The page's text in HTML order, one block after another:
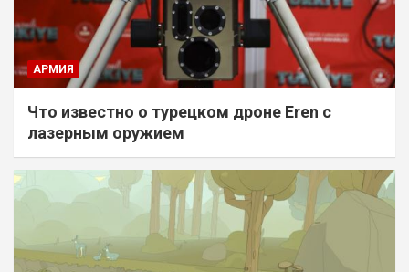
АРМИЯ
Что известно о турецком дроне Eren с
лазерным оружием